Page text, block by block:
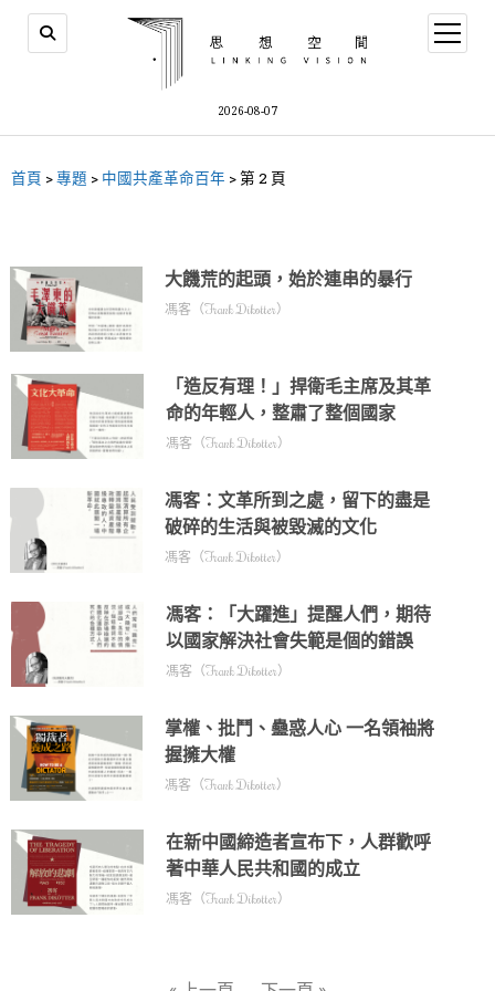
2026-08-07
首頁 >專題 > 中國共產革命百年 >第 2 頁
大饑荒的起頭，始於連串的暴行
馮客（Frank Dikotter）
「造反有理！」捍衛毛主席及其革
命的年輕人，整肅了整個國家
馮客（Frank Dikotter）
馮客：文革所到之處，留下的盡是
破碎的生活與被毀滅的文化
馮客（Frank Dikotter）
馮客：「大躍進」提醒人們，期待
以國家解決社會失範是個的錯誤
馮客（Frank Dikotter）
掌權、批鬥、蠱惑人心 一名領袖將
握擁大權
馮客（Frank Dikotter）
在新中國締造者宣布下，人群歡呼
著中華人民共和國的成立
馮客（Frank Dikotter）